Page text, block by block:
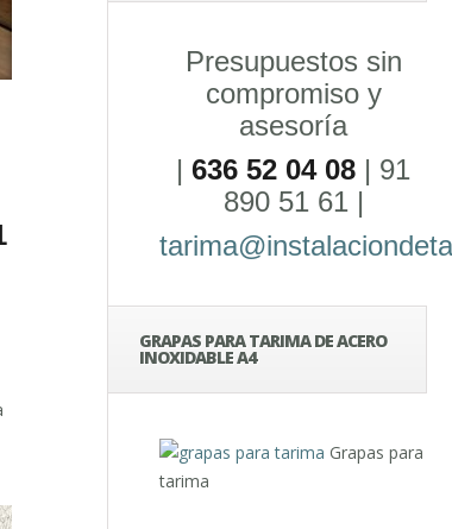
Presupuestos sin
compromiso y
asesoría
| 636 52 04 08 | 91
890 51 61 |
GRAPAS PARA TARIMA DE ACERO
INOXIDABLE A4
Grapas para
tarima